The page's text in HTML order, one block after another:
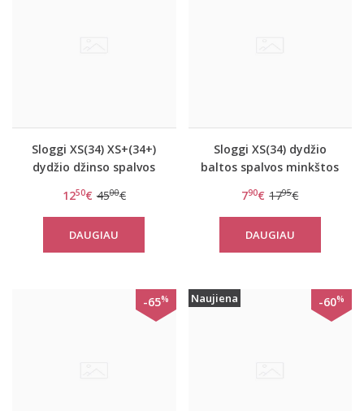
Sloggi XS(34) XS+(34+)
dydžio džinso spalvos
P
1250€ 4500€
DAUGIAU
Sloggi XS(34) dydžio
baltos spalvos minkštos
Lace Hipstring
790€ 1795€
DAUGIAU
-65% Naujiena -60%